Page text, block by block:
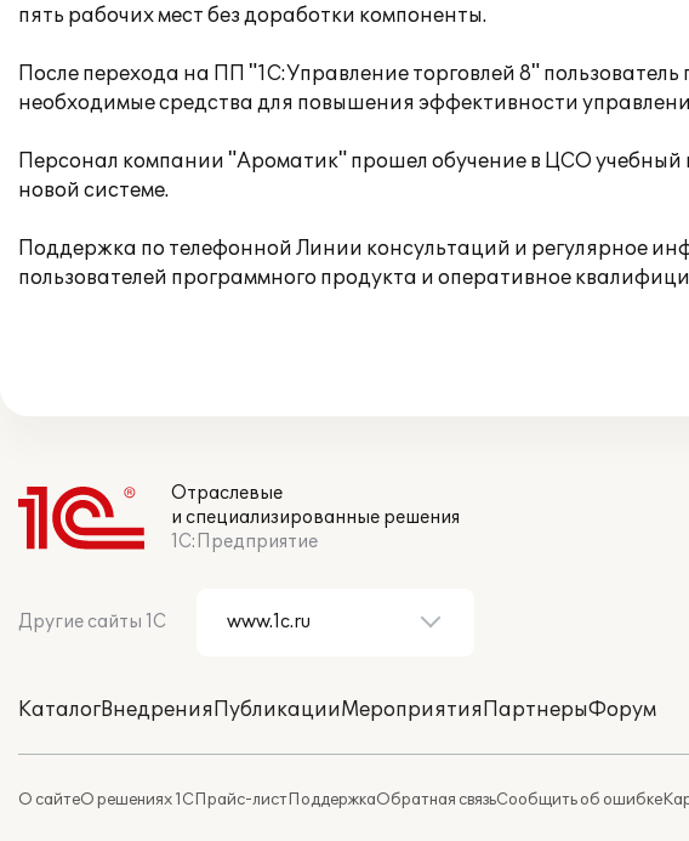
пять рабочих мест без доработки компоненты.
После перехода на ПП "1С:Управление торговлей 8"
необходимые средства для повышения эффективности
Персонал компании "Ароматик" прошел обучение в ЦСО
новой системе.
Поддержка по телефонной Линии консультаций и регулярное
пользователей программного продукта и оперативное
Отраслевые
и специализированные решения
1С:Предприятие
Другие сайты 1С
КаталогВнедренияПубликацииМероприятияПартнерыФорум
О сайтеО решениях 1СПрайс-листПоддержкаОбратная связьСообщить об ошибке